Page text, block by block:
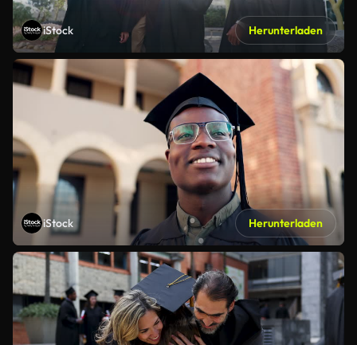
iStock Herunterladen
iStock Herunterladen